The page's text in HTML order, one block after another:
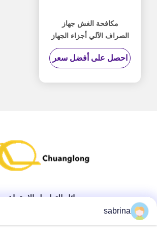
مكافحة الغش جهاز
الصراف الآلي أجزاء الجهاز
NCR مكافحة مقشدة اللون
الأخضر دائم
احصل على أفضل سعر
وسائل التواصل الاجتماعي
sabrina